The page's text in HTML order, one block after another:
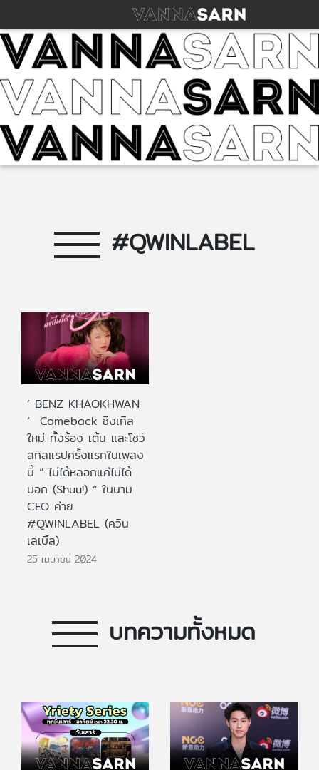
#QWINLABEL
‘ BENZ KHAOKHWAN
‘ Comeback ซิงเกิล
ใหม่ ทั้งร้อง เต้น และโชว์
สกิลแรปครั้งแรกในเพลง
นี้ “ ไม่ได้หลอกแค่ไม่ได้
บอก (Shuu!) “ ในนาม
CEO ค่าย
#QWINLABEL (ควิน
เลเบิ้ล)
25 เมษายน 2024
บทความทั้งหมด